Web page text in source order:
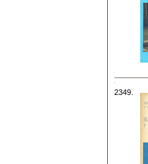
2349.